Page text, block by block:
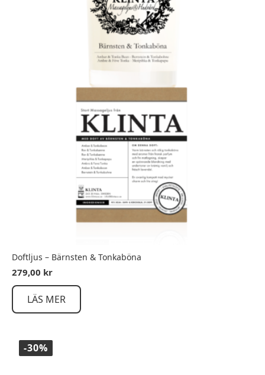
Doftljus – Bärnsten & Tonkaböna
279,00 kr
LÄS MER
-30%